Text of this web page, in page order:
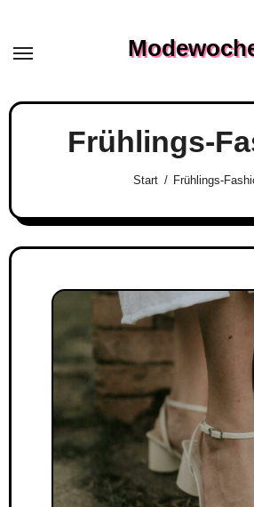
content
Frühlings-
Start Frühlings-